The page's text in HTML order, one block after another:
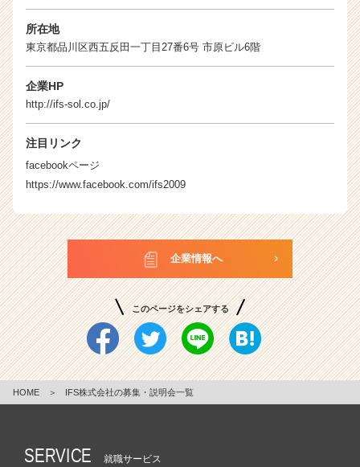
所在地
東京都品川区西五反田一丁目27番6号 市原ビル6階
企業HP
http://ifs-sol.co.jp/
注目リンク
facebookページ
https://www.facebook.com/ifs2009
企業情報へ
このページをシェアする
HOME ＞ IFS株式会社の募集・説明会一覧
SERVICE 就職サービス